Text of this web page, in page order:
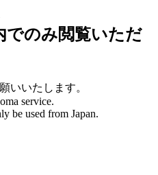
でのみ閲覧いただ
いいたします。
service.
be used from Japan.